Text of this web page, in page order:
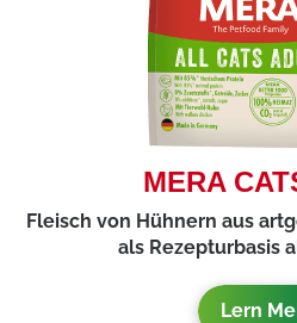
MERA
Fleisch von Hühnern aus
als Rezepturbasis
Lern